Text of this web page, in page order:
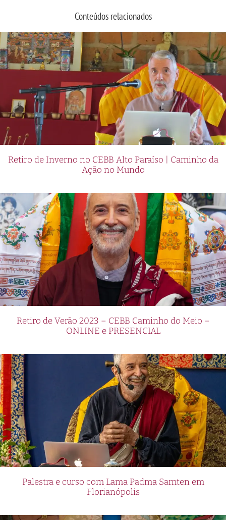
Conteúdos relacionados
Retiro de Inverno no CEBB Alto Paraíso | Caminho da
Ação no Mundo
Retiro de Verão 2023 – CEBB Caminho do Meio –
ONLINE e PRESENCIAL
Palestra e curso com Lama Padma Samten em
Florianópolis